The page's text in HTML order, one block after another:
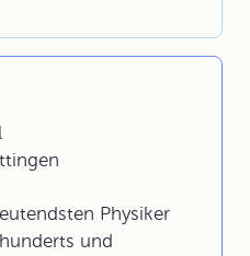
Physiker
und